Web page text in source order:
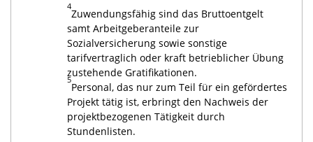
4
Zuwendungsfähig sind das Bruttoentgelt
samt Arbeitgeberanteile zur
Sozialversicherung sowie sonstige
tarifvertraglich oder kraft betrieblicher Übung
zustehende Gratifikationen.
5
Personal, das nur zum Teil für ein gefördertes
Projekt tätig ist, erbringt den Nachweis der
projektbezogenen Tätigkeit durch
Stundenlisten.